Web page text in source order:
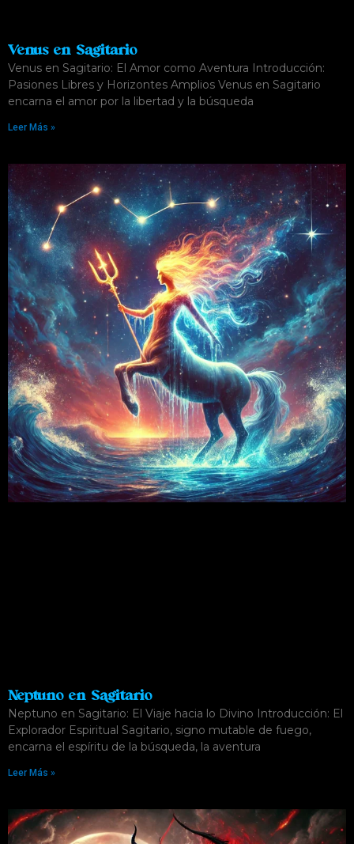
Venus en Sagitario
Venus en Sagitario: El Amor como Aventura Introducción:
Pasiones Libres y Horizontes Amplios Venus en Sagitario
encarna el amor por la libertad y la búsqueda
Leer Más »
Neptuno en Sagitario
Neptuno en Sagitario: El Viaje hacia lo Divino Introducción: El
Explorador Espiritual Sagitario, signo mutable de fuego,
encarna el espíritu de la búsqueda, la aventura
Leer Más »